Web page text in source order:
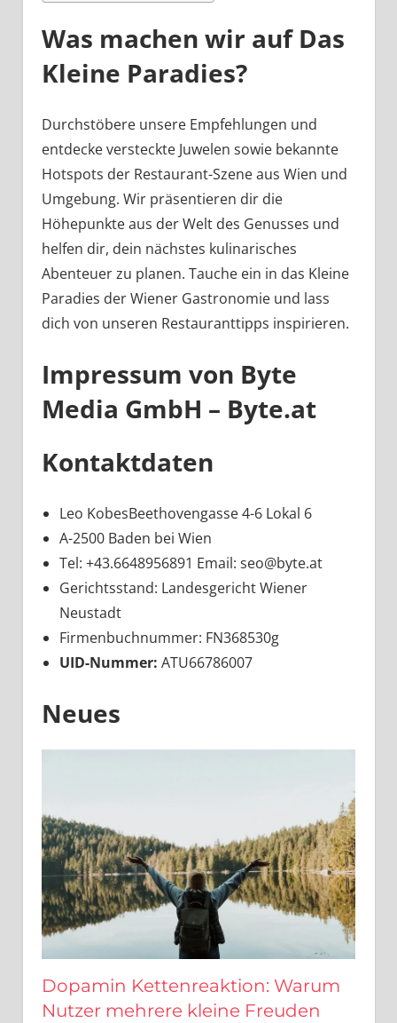
Was machen wir auf Das
Kleine Paradies?
Durchstöbere unsere Empfehlungen und
entdecke versteckte Juwelen sowie bekannte
Hotspots der Restaurant-Szene aus Wien und
Umgebung. Wir präsentieren dir die
Höhepunkte aus der Welt des Genusses und
helfen dir, dein nächstes kulinarisches
Abenteuer zu planen. Tauche ein in das Kleine
Paradies der Wiener Gastronomie und lass
dich von unseren Restauranttipps inspirieren.
Impressum von Byte
Media GmbH – Byte.at
Kontaktdaten
Leo KobesBeethovengasse 4-6 Lokal 6
A-2500 Baden bei Wien
Tel: +43.6648956891 Email: seo@byte.at
Gerichtsstand: Landesgericht Wiener
Neustadt
Firmenbuchnummer: FN368530g
UID-Nummer: ATU66786007
Neues
Dopamin Kettenreaktion: Warum
Nutzer mehrere kleine Freuden